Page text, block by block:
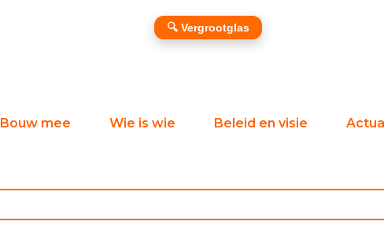
Bouw mee Wie is wie Beleid en visie
🔍 Vergrootglas